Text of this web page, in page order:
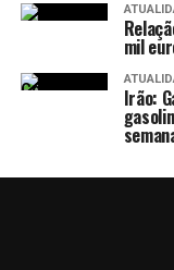
mil
Irão: